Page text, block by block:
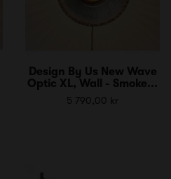
Design By Us New Wave
Optic XL, Wall - Smoke...
5 790,00 kr